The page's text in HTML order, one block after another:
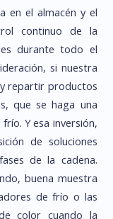
en el almacén y el
continuo de la
durante todo el
si nuestra
repartir productos
que se haga una
Y esa inversión,
de soluciones
de la cadena.
buena muestra
de frío o las
color cuando la